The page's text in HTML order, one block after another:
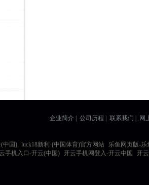
企业简介 | 公司历程 | 联系我们 |
中国) luck18新利·(中国体育)官方网站
乐鱼网页版-乐
手机入口-开云(中国) 开云手机网登入-开云中国 开